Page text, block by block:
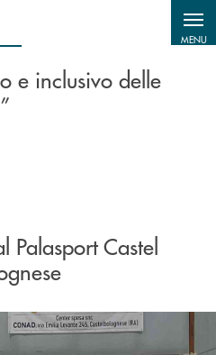
MENU
e inclusivo delle
”
Palasport Castel